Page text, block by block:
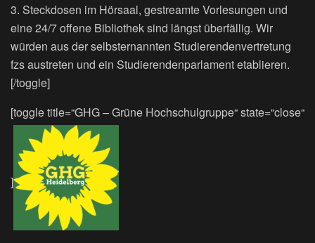
3. Steckdosen im Hörsaal, gestreamte Vorlesungen und
eine 24/7 offene Bibliothek sind längst überfällig. Wir
würden aus der selbsternannten Studierendenvertretung
fzs austreten und ein Studierendenparlament etablieren.
[/toggle]
[toggle title=“GHG – Grüne Hochschulgruppe“ state=“close“
]